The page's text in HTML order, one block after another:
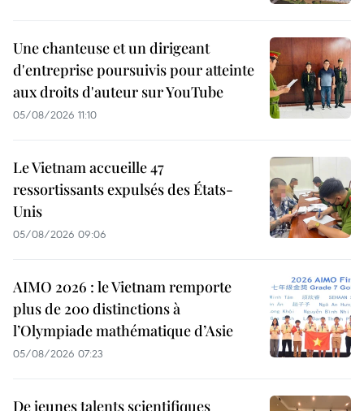
Une chanteuse et un dirigeant
d'entreprise poursuivis pour atteinte
aux droits d'auteur sur YouTube
05/08/2026 11:10
Le Vietnam accueille 47
ressortissants expulsés des États-
Unis
05/08/2026 09:06
AIMO 2026 : le Vietnam remporte
plus de 200 distinctions à
l’Olympiade mathématique d’Asie
05/08/2026 07:23
De jeunes talents scientifiques